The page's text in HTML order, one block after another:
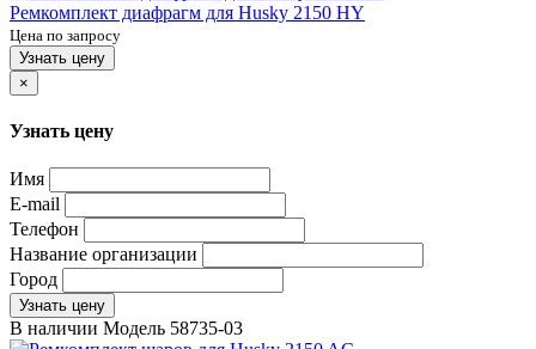
Ремкомплект диафрагм для Husky 2150 HY
Цена по запросу
Узнать цену
×
Узнать цену
Имя
E-mail
Телефон
Название организации
Город
Узнать цену
В наличии Модель 58735-03